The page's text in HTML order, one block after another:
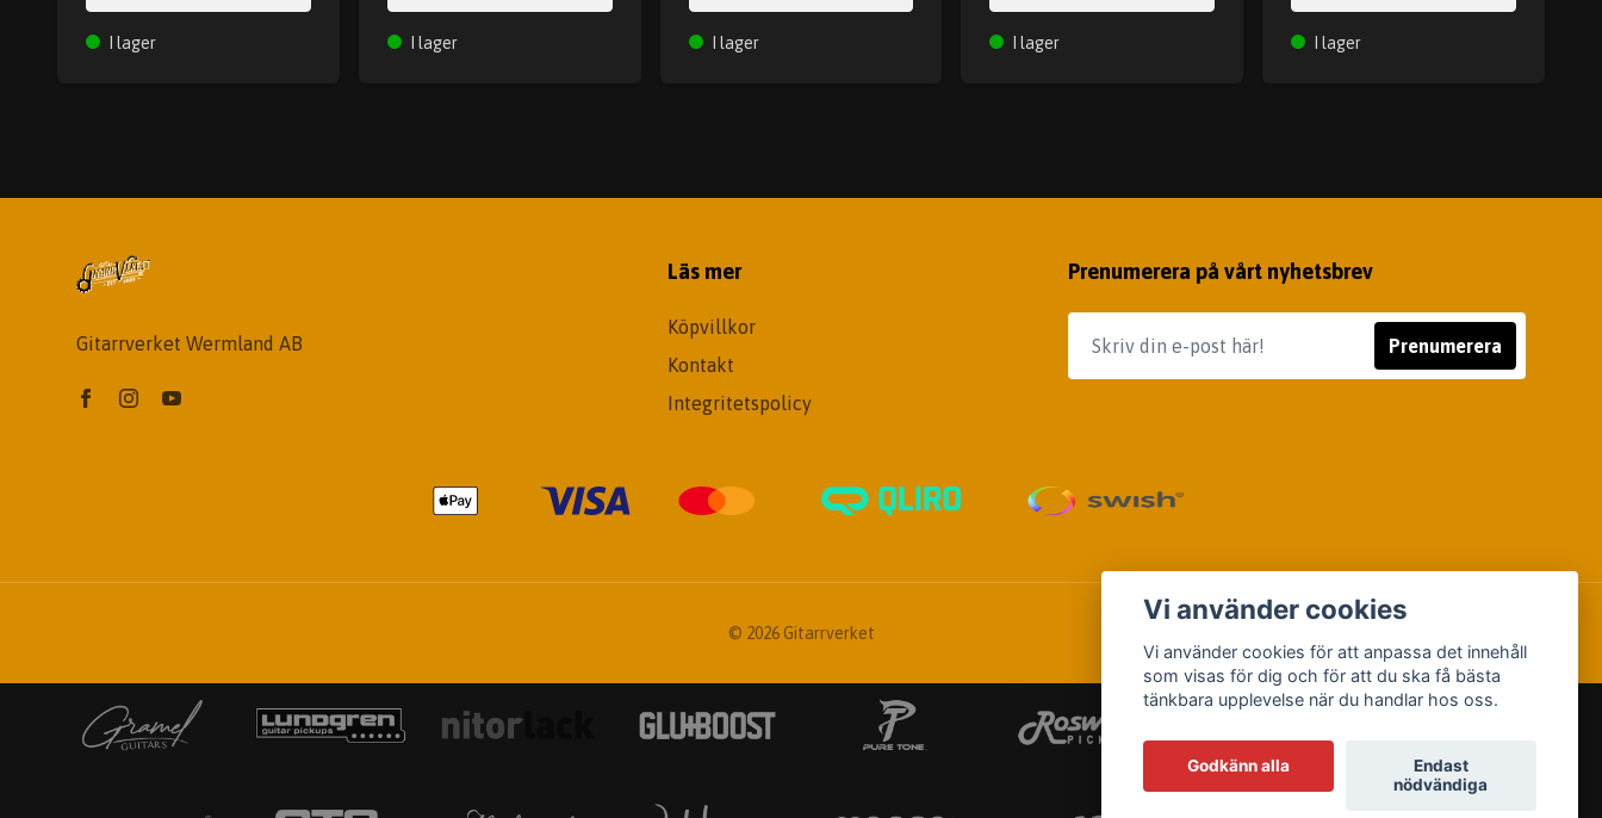
I lager I lager I lager I lager I lager
Gitarrverket Wermland AB
Läs mer
Köpvillkor
Kontakt
Integritetspolicy
Prenumerera på vårt nyhetsbrev
Prenumerera
© 2026 Gitarrverket
Vi använder cookies
Vi använder cookies för att anpassa det innehåll
som visas för dig och för att du ska få bästa
tänkbara upplevelse när du handlar hos oss.
Godkänn alla
Endast
nödvändiga